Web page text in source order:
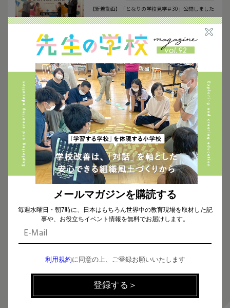
【新着動画】「となりの学校見学＃30」公開しました
JUNOPARK
京都 住育 校外学習
民間企業
積水ハウス
近畿地方
2026.03.07
お知らせ
【新着動画】「となりの学校見学＃29」公開しました
2025.12.26
お知らせ
年末年始の休業についてのお知らせ
カテゴリー
お知らせ
プレスリリース
メールマガジンを購読する
毎週水曜日・朝7時に、日本はもちろん世界中の教育現場を取材した記
事や、お役立ちイベント情報を無料でお届けします。
利用規約に同意の上、ご登録お願いいたします